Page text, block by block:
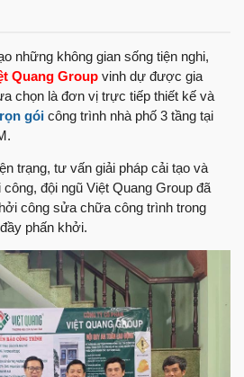
những không gian sống tiện nghi,
Quang Group vinh dự được gia
chọn là đơn vị trực tiếp thiết kế và
gói công trình nhà phố 3 tầng tại
trạng, tư vấn giải pháp cải tạo và
đội ngũ Việt Quang Group đã
công sửa chữa công trình trong
phấn khởi.